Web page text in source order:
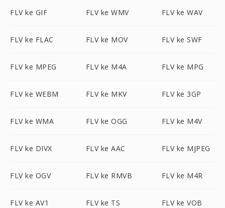
FLV ke GIF FLV ke WMV FLV ke WAV
FLV ke FLAC FLV ke MOV FLV ke SWF
FLV ke MPEG FLV ke M4A FLV ke MPG
FLV ke WEBM FLV ke MKV FLV ke 3GP
FLV ke WMA FLV ke OGG FLV ke M4V
FLV ke DIVX FLV ke AAC FLV ke MJPEG
FLV ke OGV FLV ke RMVB FLV ke M4R
FLV ke AV1 FLV ke TS FLV ke VOB